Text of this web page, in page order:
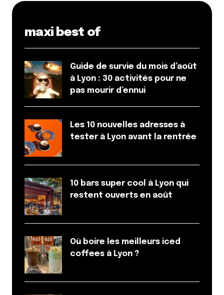
Enregistrer mon nom, mon e-mail et mon site dans le
Et bim !
maxi best of
Guide de survie du mois d’août
à Lyon : 30 activités pour ne
pas mourir d’ennui
Les 10 nouvelles adresses à
tester à Lyon avant la rentrée
10 bars super cool à Lyon qui
restent ouverts en août
Où boire les meilleurs iced
coffees à Lyon ?